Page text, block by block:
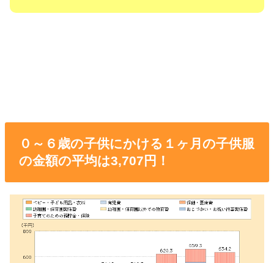
０～６歳の子供にかける１ヶ月の子供服
の金額の平均は3,707円！